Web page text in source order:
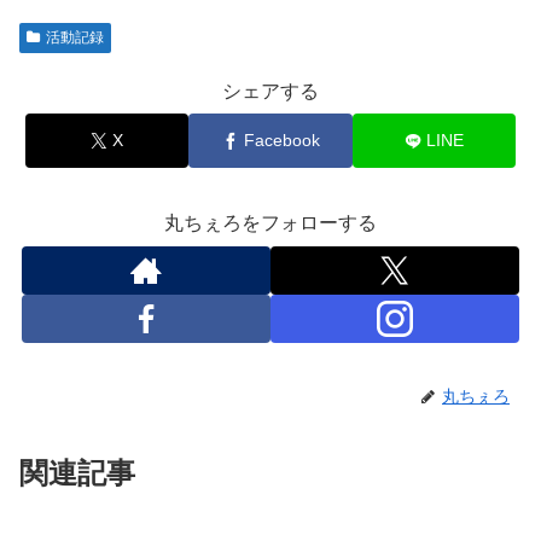
活動記録
シェアする
X Facebook LINE
丸ちぇろをフォローする
丸ちぇろ
関連記事